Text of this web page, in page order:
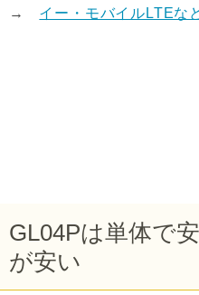
→ イー・モバイルLTEな
GL04Pは単体で
が安い